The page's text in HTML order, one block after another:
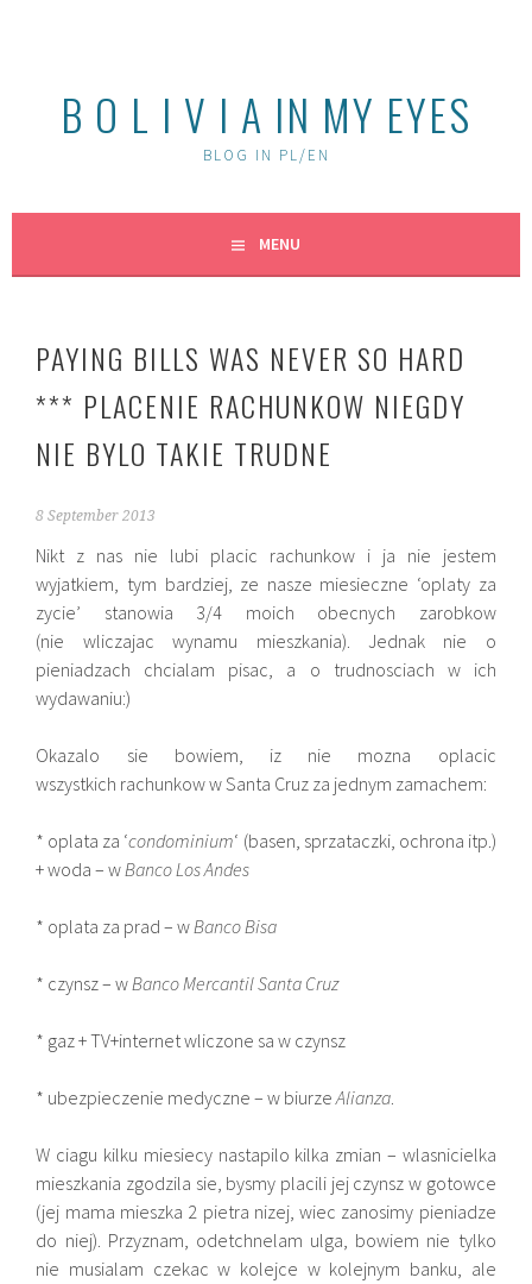
B O L I V I A IN MY EYES
BLOG IN PL/EN
MENU
PAYING BILLS WAS NEVER SO HARD
*** PLACENIE RACHUNKOW NIEGDY
NIE BYLO TAKIE TRUDNE
8 September 2013
Nikt z nas nie lubi placic rachunkow i ja nie jestem
wyjatkiem, tym bardziej, ze nasze miesieczne ‘oplaty za
zycie’ stanowia 3/4 moich obecnych zarobkow
(nie wliczajac wynamu mieszkania). Jednak nie o
pieniadzach chcialam pisac, a o trudnosciach w ich
wydawaniu:)
Okazalo sie bowiem, iz nie mozna oplacic
wszystkich rachunkow w Santa Cruz za jednym zamachem:
* oplata za ‘condominium‘ (basen, sprzataczki, ochrona itp.)
+ woda – wBanco Los Andes
* oplata za prad – wBanco Bisa
* czynsz – wBanco Mercantil Santa Cruz
* gaz + TV+internet wliczone sa w czynsz
* ubezpieczenie medyczne – w biurzeAlianza.
W ciagu kilku miesiecy nastapilo kilka zmian – wlasnicielka
mieszkania zgodzila sie, bysmy placili jej czynsz w gotowce
(jej mama mieszka 2 pietra nizej, wiec zanosimy pieniadze
do niej). Przyznam, odetchnelam ulga, bowiem nie tylko
nie musialam czekac w kolejce w kolejnym banku, ale